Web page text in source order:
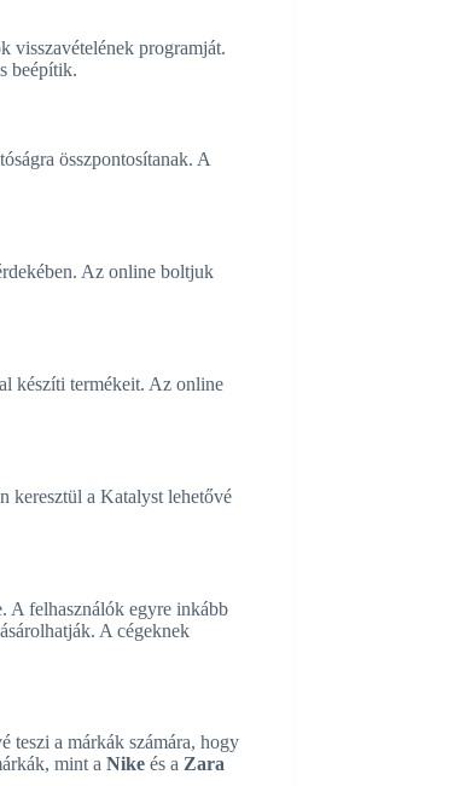
visszavételének programját.
beépítik.
összpontosítanak. A
Az online boltjuk
készíti termékeit. Az online
keresztül a Katalyst lehetővé
A felhasználók egyre inkább
A cégeknek
teszi a márkák számára, hogy
mint a Nike és a Zara